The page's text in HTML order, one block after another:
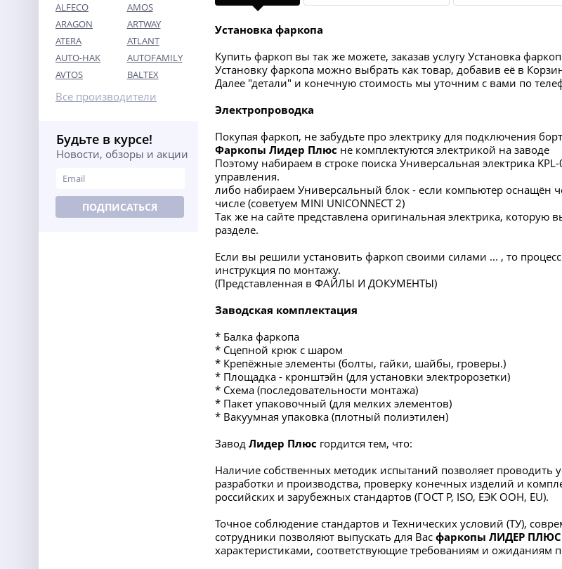
ALFECO
AMOS
ARAGON
ARTWAY
ATERA
ATLANT
AUTO-HAK
AUTOFAMILY
AVTOS
BALTEX
Все производители
Будьте в курсе!
Новости, обзоры и акции
ПОДПИСАТЬСЯ
Установка фаркопа
Купить фаркоп вы так же можете, заказав услугу Установка
Установку фаркопа можно выбрать как товар, добавив её в
Далее "детали" и конечную стоимость мы уточним с вами по
Электропроводка
Покупая фаркоп, не забудьте про электрику для подключения
Фаркопы Лидер Плюс не комплектуются электрикой на заводе
Поэтому набираем в строке поиска Универсальная электрика
управления.
либо набираем Универсальный блок - если компьютер оснащён
числе (советуем MINI UNICONNECT 2)
Так же на сайте представлена оригинальная электрика,
разделе.
Если вы решили установить фаркоп своими силами ... , то
инструкция по монтажу.
(Представленная в ФАЙЛЫ И ДОКУМЕНТЫ)
Заводская комплектация
* Балка фаркопа
* Сцепной крюк с шаром
* Крепёжные элементы (болты, гайки, шайбы, гроверы.)
* Площадка - кронштэйн (для установки электророзетки)
* Схема (последовательности монтажа)
* Пакет упаковочный (для мелких элементов)
* Вакуумная упаковка (плотный полиэтилен)
Завод Лидер Плюс гордится тем, что:
Наличие собственных методик испытаний позволяет проводить
разработки и производства, проверку конечных изделий и
российских и зарубежных стандартов (ГОСТ Р, ISO, ЕЭК ООН, EU).
Точное соблюдение стандартов и Технических условий (ТУ),
сотрудники позволяют выпускать для Вас фаркопы ЛИДЕР ПЛЮС
характеристиками, соответствующие требованиям и ожиданиям